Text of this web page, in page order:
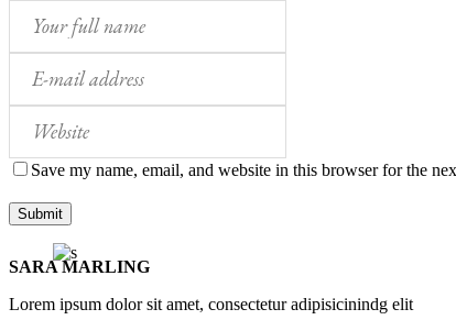
Save my name, email, and website in this browser for the
SARA MARLING
Lorem ipsum dolor sit amet, consectetur adipisicinindg elit